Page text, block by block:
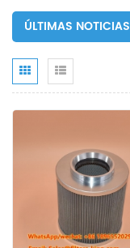
ÚLTIMAS NOTICIAS